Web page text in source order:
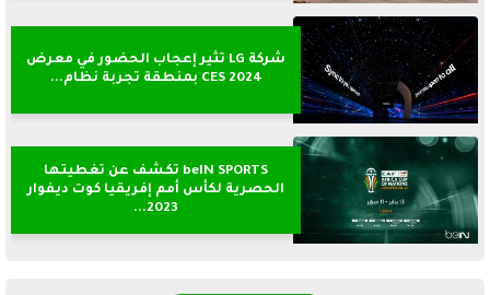
شركة LG تثير إعجاب الحضور في معرض
CES 2024 بمنطقة تجربة نظام...
beIN SPORTS تكشف عن تغطيتها
الحصرية لكأس أمم إفريقيا كوت ديفوار
2023...